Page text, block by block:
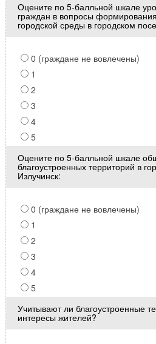
Оцените по 5-балльной шкале
граждан в вопросы
городской среды в городском
0 (граждане не вовлечены)
1
2
3
4
5
Оцените по 5-балльной шкале
благоустроенных территорий в
Излучинск:
0 (граждане не вовлечены)
1
2
3
4
5
Учитывают ли благоустроенные
интересы жителей?